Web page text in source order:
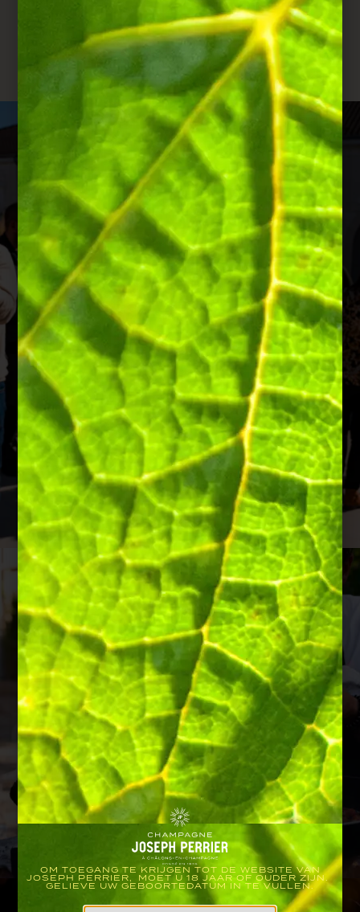
OM TOEGANG TE KRIJGEN TOT DE WEBSITE VAN
JOSEPH PERRIER, MOET U 18 JAAR OF OUDER ZIJN.
GELIEVE UW GEBOORTEDATUM IN TE VULLEN.